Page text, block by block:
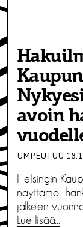
avoin
UMPEUTUU
Helsingin
näyttämö -
jälkeen
Lue lisää…